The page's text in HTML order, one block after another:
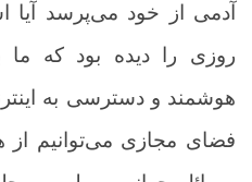
آدمی از خود می‌پرسد آیا
روزی را دیده بود که
هوشمند و دسترسی به
فضای مجازی می‌توانیم